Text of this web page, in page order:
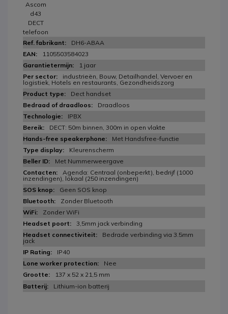
Ascom
d43
DECT
telefoon
DH6-ABAA
1105503584023
1 jaar
industrieën, Bouw, Detailhandel, Vervoer en
logistiek, Hotels en restaurants, Gezondheidszorg
Dect handset
Draadloos
IPBX
DECT: 50m binnen, 300m in open vlakte
Met Handsfree-functie
Kleurenscherm
Met Nummerweergave
Agenda: Centraal (onbeperkt), bedrijf (1000
inzendingen), lokaal (250 inzendingen)
Geen SOS knop
Zonder Bluetooth
Zonder WiFi
3,5mm jack verbinding
Bedrade verbinding via 3.5mm
jack
IP40
Nee
137 x 52 x 21,5 mm
Lithium-ion batterij